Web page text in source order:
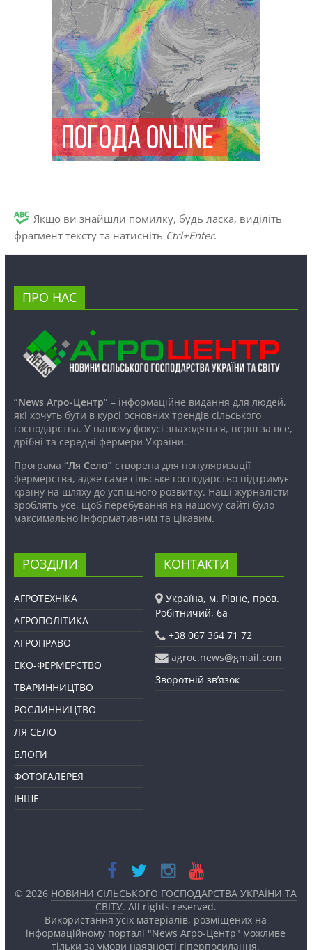
Якщо ви знайшли помилку, будь ласка, виділіть
фрагмент тексту та натисніть Ctrl+Enter.
ПРО НАС
“News Агро-Центр”– інформаційне видання для людей,
які хочуть бути в курсі основних трендів сільського
господарства. У нашому фокусі знаходяться, перш за все,
дрібні та середні фермери України.
Програма “Ля Село”створена для популяризації
фермерства, адже саме сільське господарство підтримує
країну на шляху до успішного розвитку. Наші журналісти
зроблять усе, щоб перебування на нашому сайті було
максимально інформативним та цікавим.
РОЗДІЛИ
АГРОТЕХНІКА
АГРОПОЛІТИКА
АГРОПРАВО
ЕКО-ФЕРМЕРСТВО
ТВАРИННИЦТВО
РОСЛИННИЦТВО
ЛЯ СЕЛО
БЛОГИ
ФОТОГАЛЕРЕЯ
ІНШЕ
КОНТАКТИ
Україна, м. Рівне, пров.
Робітничий, 6а
+38 067 364 71 72
agroc.news@gmail.com
Зворотній зв’язок
© 2026 НОВИНИ СІЛЬСЬКОГО ГОСПОДАРСТВА УКРАЇНИ ТА
СВІТУ. All rights reserved.
Використання усіх матеріалів, розміщених на
інформаційному порталі "News Агро-Центр" можливе
тільки за умови наявності гіперпосилання.